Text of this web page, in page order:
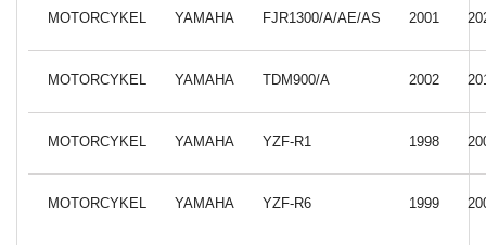
MOTORCYKEL YAMAHA FJR1300/A/AE/AS 2001
MOTORCYKEL YAMAHA TDM900/A 2002
MOTORCYKEL YAMAHA YZF-R1 1998
MOTORCYKEL YAMAHA YZF-R6 1999